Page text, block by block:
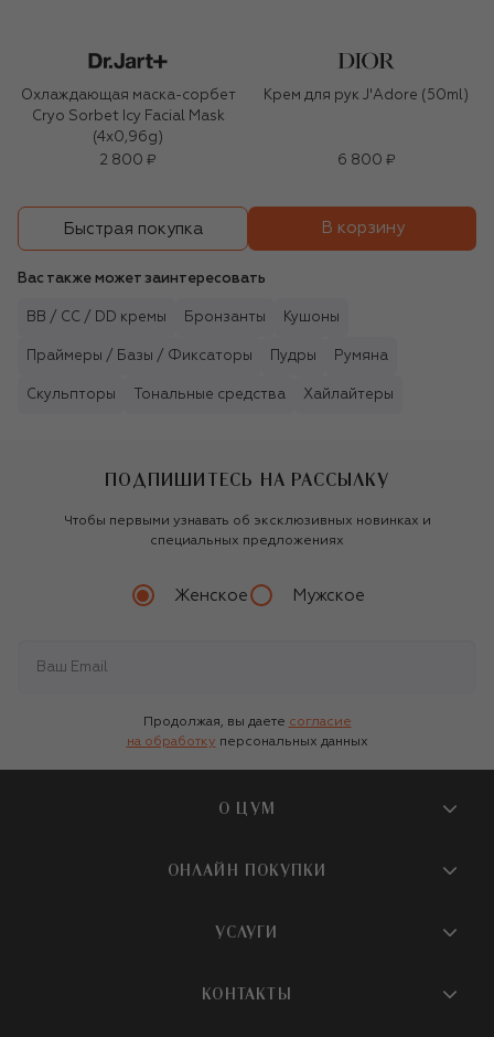
Охлаждающая маска-сорбет
Cryo Sorbet Icy Facial Mask
(4x0,96g)
2 800 ₽
Крем для рук J'Adore (50ml)
6 800 ₽
Быстрая покупка В корзину
Вас также может заинтересовать
BB / CC / DD кремы Бронзанты Кушоны
Праймеры / Базы / Фиксаторы Пудры Румяна
Скульпторы Тональные средства Хайлайтеры
ПОДПИШИТЕСЬ НА РАССЫЛКУ
Чтобы первыми узнавать об эксклюзивных новинках и
специальных предложениях
Женское Мужское
Продолжая, вы даете согласие
на обработку персональных данных
О ЦУМ
О магазине
Бутики и ПВЗ ЦУМ
ОНЛАЙН ПОКУПКИ
Доставка
УСЛУГИ
КОНТАКТЫ